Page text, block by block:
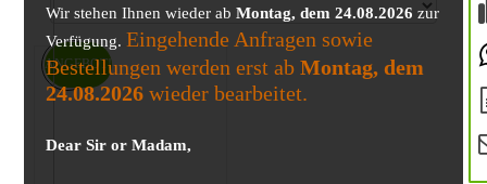
Wir stehen Ihnen wieder abMontag, dem 24.08.2026 zur
Verfügung. Eingehende Anfragen sowie
Bestellungen werden erst abMontag, dem
24.08.2026 wieder bearbeitet.
Dear Sir or Madam,
ANGEBOT!